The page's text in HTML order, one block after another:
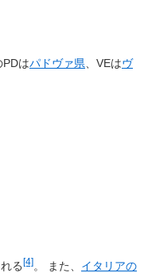
はパドヴァ県、VEはヴ
る[4]。 また、 イタリアの